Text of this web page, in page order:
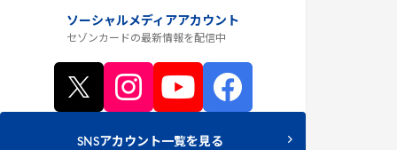
ソーシャルメディアアカウント
セゾンカードの最新情報を配信中
SNSアカウント一覧を見る